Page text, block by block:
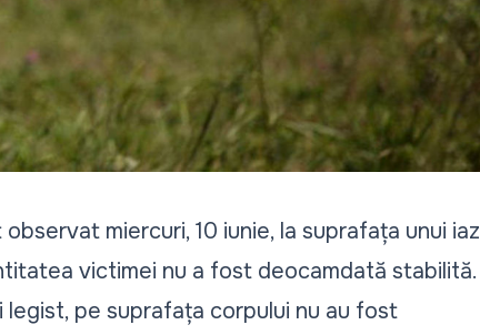
miercuri, 10 iunie, la suprafața unui iaz
victimei nu a fost deocamdată stabilită.
pe suprafața corpului nu au fost